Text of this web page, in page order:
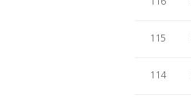
115
114